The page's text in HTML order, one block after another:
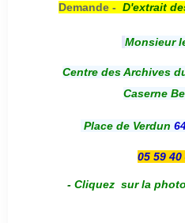
Demande - D'extrait
Monsieur
Centre des Archives
Caserne
Place de Verdun
05 59 40
- Cliquez sur la photo